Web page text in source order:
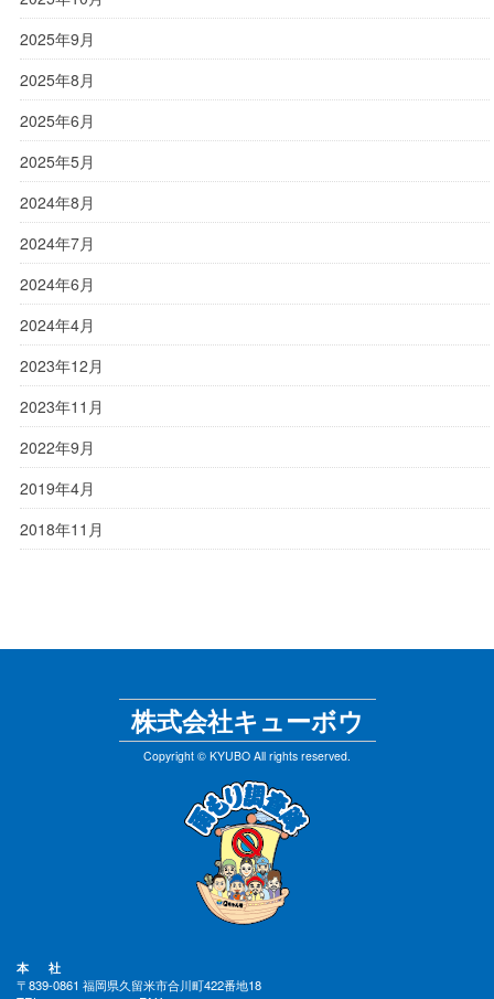
2025年9月
2025年8月
2025年6月
2025年5月
2024年8月
2024年7月
2024年6月
2024年4月
2023年12月
2023年11月
2022年9月
2019年4月
2018年11月
株式会社キューボウ
Copyright © KYUBO All rights reserved.
本 社
〒839-0861 福岡県久留米市合川町422番地18